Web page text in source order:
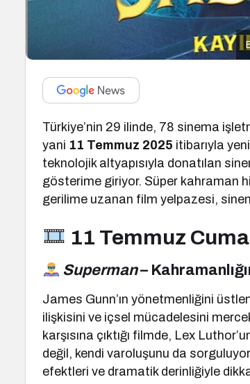
Türkiye’nin 29 ilinde, 78 sinema
yani 11 Temmuz 2025 itibarıyla
teknolojik altyapısıyla donatılan
gösterime giriyor. Süper kahraman
gerilime uzanan film yelpazesi,
11 Temmuz
Superman–
James Gunn’ın yönetmenliğini
ilişkisini ve içsel mücadelesini
karşısına çıktığı filmde, Lex
değil, kendi varoluşunu da
efektleri ve dramatik derinliğiyle